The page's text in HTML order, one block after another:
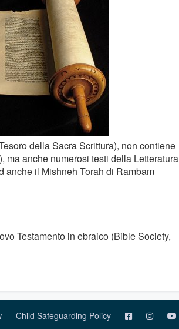
della Sacra Scrittura), non contiene
ma anche numerosi testi della Letteratura
anche il Mishneh Torah di Rambam
Testamento in ebraico (Bible Society,
Child Safeguarding Policy